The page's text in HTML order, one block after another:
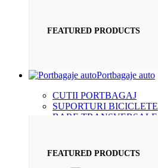
FEATURED PRODUCTS
Portbagaje auto
CUTII PORTBAGAJ
SUPORTURI BICICLETE
BARE TRANSVERSALE
FEATURED PRODUCTS